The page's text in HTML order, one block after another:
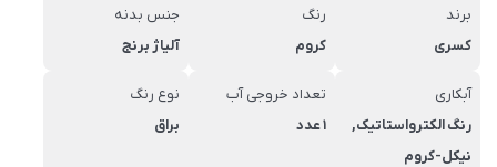
برند
کسری
رنگ
کروم
جنس بدنه
آلیاژ برنج
آبکاری
رنگ الکترواستاتیک,
نیکل-کروم
تعداد خروجی آب
1 عدد
نوع رنگ
براق